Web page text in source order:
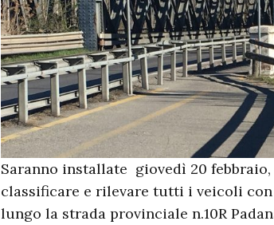
Saranno installate giovedì 20
classificare e rilevare tutti i veicoli
lungo la strada provinciale n.10R